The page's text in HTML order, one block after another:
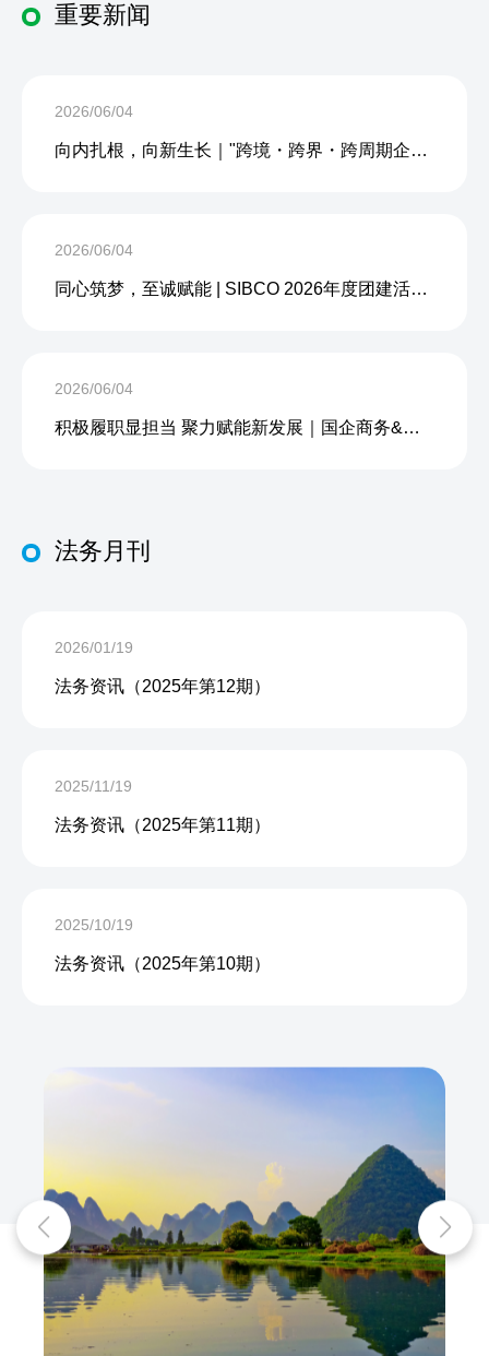
重要新闻
2026/06/04
向内扎根，向新生长｜"跨境・跨界・跨周期企业内生力沙龙"成功举办
2026/06/04
同心筑梦，至诚赋能 | SIBCO 2026年度团建活动圆满收官
2026/06/04
积极履职显担当 聚力赋能新发展｜国企商务&中企人力出席上海现代服务业联合会第五届会员大会第三次会议暨2026服务业高质量发展大会
法务月刊
2026/01/19
法务资讯（2025年第12期）
2025/11/19
法务资讯（2025年第11期）
2025/10/19
法务资讯（2025年第10期）